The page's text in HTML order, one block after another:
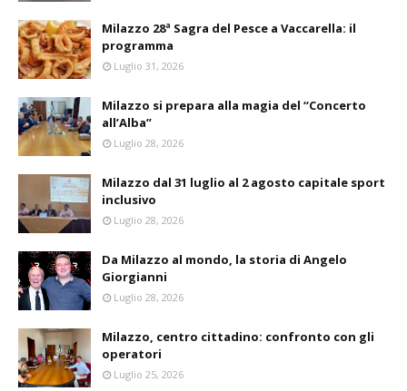
Milazzo 28ª Sagra del Pesce a Vaccarella: il
programma
Luglio 31, 2026
Milazzo si prepara alla magia del “Concerto
all’Alba”
Luglio 28, 2026
Milazzo dal 31 luglio al 2 agosto capitale sport
inclusivo
Luglio 28, 2026
Da Milazzo al mondo, la storia di Angelo
Giorgianni
Luglio 28, 2026
Milazzo, centro cittadino: confronto con gli
operatori
Luglio 25, 2026